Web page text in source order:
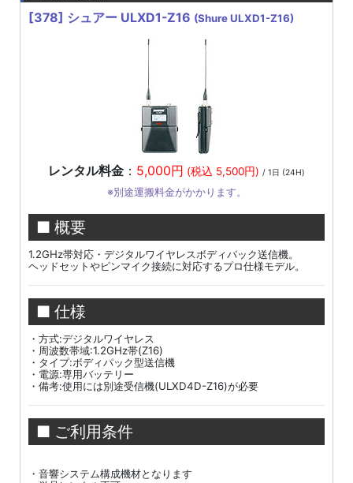
[378] シュアー ULXD1-Z16 (Shure ULXD1-Z16)
レンタル料金 ： 5,000円 (税込 5,500円) / 1日 (24H)
※別途運搬料金がかかります。
■ 概要
1.2GHz帯対応・デジタルワイヤレスボディパック送信機。
ヘッドセットやピンマイク接続に対応するプロ仕様モデル。
■ 仕様
・方式:デジタルワイヤレス
・周波数帯域:1.2GHz帯(Z16)
・タイプ:ボディパック型送信機
・電源:専用バッテリー
・備考:使用には別途受信機(ULXD4D-Z16)が必要
■ ご利用条件
・音響システム構成機材となります